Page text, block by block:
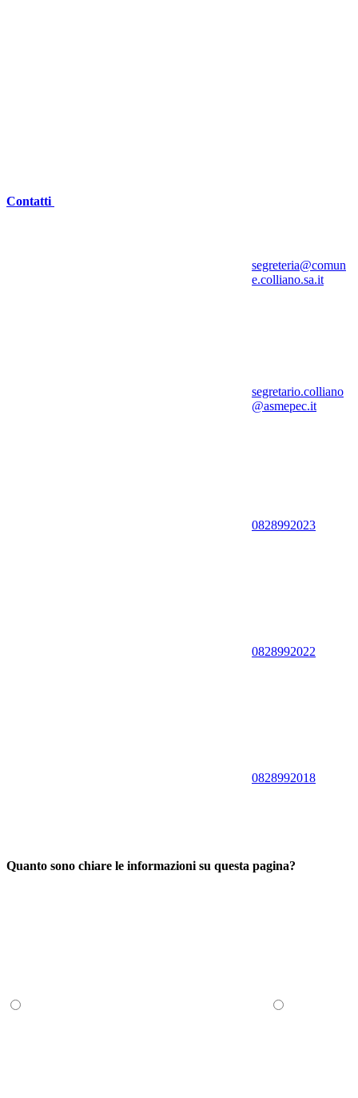
Contatti
segreteria@comun
e.colliano.sa.it
segretario.colliano
@asmepec.it
0828992023
0828992022
0828992018
Quanto sono chiare le informazioni su questa pagina?